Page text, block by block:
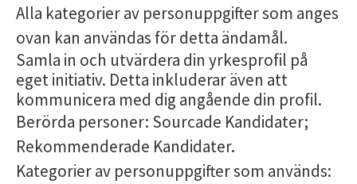
Alla kategorier av personuppgifter som anges
ovan kan användas för detta ändamål.
Samla in och utvärdera din yrkesprofil på
eget initiativ. Detta inkluderar även att
kommunicera med dig angående din profil.
Berörda personer: Sourcade Kandidater;
Rekommenderade Kandidater.
Kategorier av personuppgifter som används: